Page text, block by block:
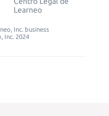
Learneo
Inc. business
Inc. 2024